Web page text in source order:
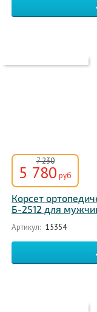
7 230
5 780 руб
Корсет
Б-2512 для
Артикул: 15354